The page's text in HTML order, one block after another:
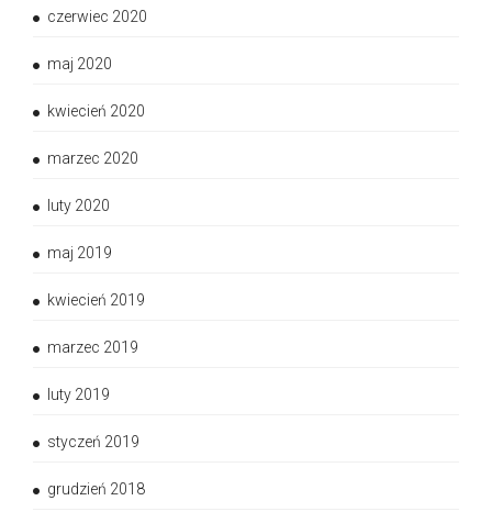
czerwiec 2020
maj 2020
kwiecień 2020
marzec 2020
luty 2020
maj 2019
kwiecień 2019
marzec 2019
luty 2019
styczeń 2019
grudzień 2018